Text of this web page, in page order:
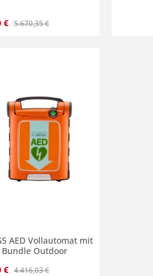
€ Regulärer Preis:
5.670,35 €
Gib den
AED Vollautomat mit
Bundle Outdoor
€ Regulärer Preis:
4.416,03 €